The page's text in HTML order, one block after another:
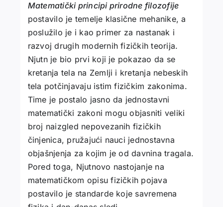
Matematički principi prirodne filozofije
postavilo je temelje klasične mehanike, a
poslužilo je i kao primer za nastanak i
razvoj drugih modernih fizičkih teorija.
Njutn je bio prvi koji je pokazao da se
kretanja tela na Zemlji i kretanja nebeskih
tela potčinjavaju istim fizičkim zakonima.
Time je postalo jasno da jednostavni
matematički zakoni mogu objasniti veliki
broj naizgled nepovezanih fizičkih
činjenica, pružajući nauci jednostavna
objašnjenja za kojim je od davnina tragala.
Pored toga, Njutnovo nastojanje na
matematičkom opisu fizičkih pojava
postavilo je standarde koje savremena